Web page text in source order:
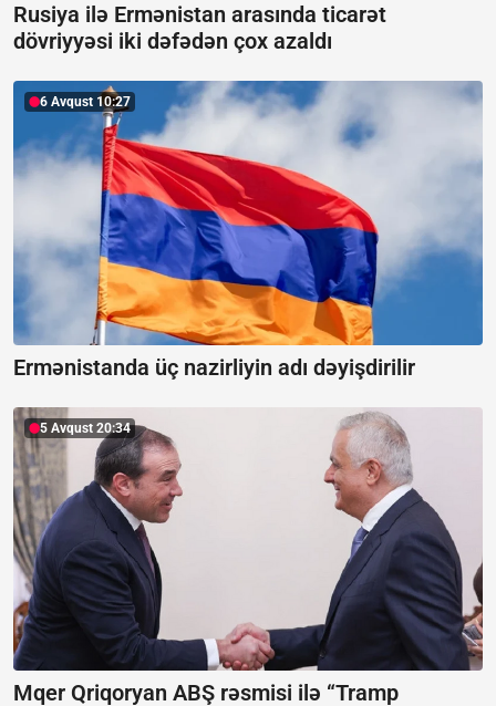
Rusiya ilə Ermənistan arasında ticarət
dövriyyəsi iki dəfədən çox azaldı
6 Avqust 10:27
Ermənistanda üç nazirliyin adı dəyişdirilir
5 Avqust 20:34
Mqer Qriqoryan ABŞ rəsmisi ilə “Tramp